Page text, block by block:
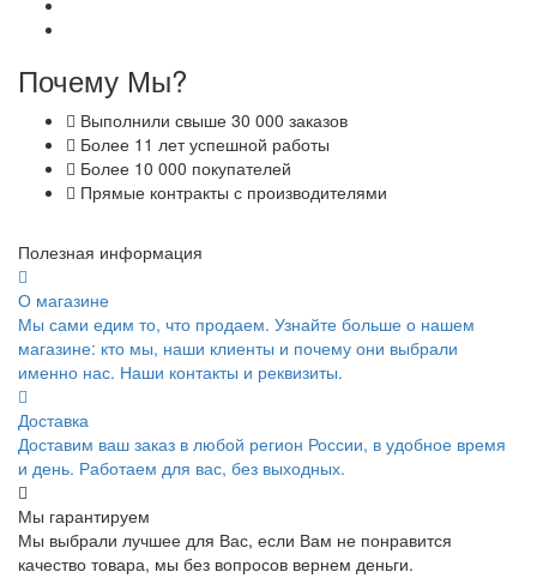
Почему Мы?
Выполнили свыше 30 000 заказов
Более 11 лет успешной работы
Более 10 000 покупателей
Прямые контракты с производителями
Полезная информация
О магазине
Мы сами едим то, что продаем. Узнайте больше о нашем
магазине: кто мы, наши клиенты и почему они выбрали
именно нас. Наши контакты и реквизиты.
Доставка
Доставим ваш заказ в любой регион России, в удобное время
и день. Работаем для вас, без выходных.
Мы гарантируем
Мы выбрали лучшее для Вас, если Вам не понравится
качество товара, мы без вопросов вернем деньги.